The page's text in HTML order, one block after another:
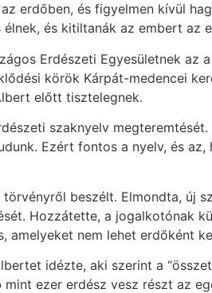
erdőben, és figyelmen kívül
és kitiltanák az embert az
Erdészeti Egyesületnek
körök Kárpát-medencei
előtt tisztelegnek.
szaknyelv
Ezért fontos a nyelv, és
beszélt. Elmondta, új
Hozzátette, a jogalkotónak
amelyeket nem lehet erdőként
idézte, aki szerint a
ezer erdész vesz részt az